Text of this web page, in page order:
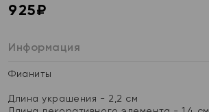
925₽
Информация
Фианиты
Длина украшения - 2,2 см